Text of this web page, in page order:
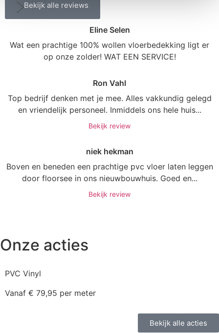
Bekijk alle reviews
Eline Selen
Wat een prachtige 100% wollen vloerbedekking ligt er
op onze zolder! WAT EEN SERVICE!
Ron Vahl
Top bedrijf denken met je mee. Alles vakkundig gelegd
en vriendelijk personeel. Inmiddels ons hele huis...
Bekijk review
niek hekman
Boven en beneden een prachtige pvc vloer laten leggen
door floorsee in ons nieuwbouwhuis. Goed en...
Bekijk review
Onze acties
PVC Vinyl
Vanaf € 79,95 per meter
Bekijk alle acties